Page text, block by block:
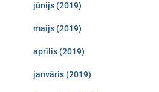
jūnijs (2019)
maijs (2019)
aprīlis (2019)
janvāris (2019)